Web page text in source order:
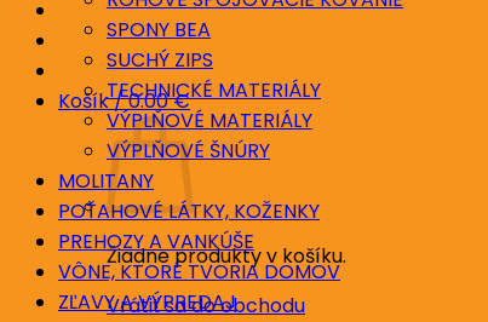
Košík /0.00€
Žiadne produkty v košíku.
Vrátiť sa do obchodu
SPONY BEA
SUCHÝ ZIPS
TECHNICKÉ MATERIÁLY
VÝPLŇOVÉ MATERIÁLY
VÝPLŇOVÉ ŠNÚRY
MOLITANY
POŤAHOVÉ LÁTKY, KOŽENKY
PREHOZY A VANKÚŠE
VÔNE, KTORÉ TVORIA DOMOV
ZĽAVY A VÝPREDAJ